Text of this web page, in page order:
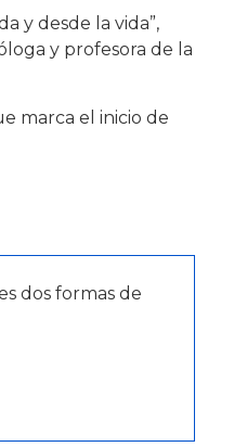
y desde la vida”,
y profesora de la
marca el inicio de
dos formas de